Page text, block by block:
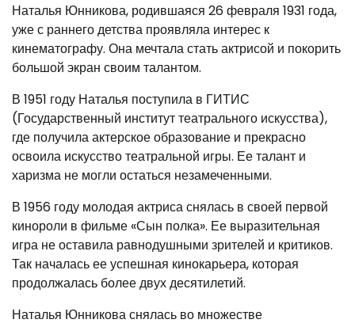
Наталья Юнникова, родившаяся 26 февраля 1931 года,
уже с раннего детства проявляла интерес к
кинематографу. Она мечтала стать актрисой и покорить
большой экран своим талантом.
В 1951 году Наталья поступила в ГИТИС
(Государственный институт театрального искусства),
где получила актерское образование и прекрасно
освоила искусство театральной игры. Ее талант и
харизма не могли остаться незамеченными.
В 1956 году молодая актриса снялась в своей первой
кинороли в фильме «Сын полка». Ее выразительная
игра не оставила равнодушными зрителей и критиков.
Так началась ее успешная кинокарьера, которая
продолжалась более двух десятилетий.
Наталья Юнникова снялась во множестве